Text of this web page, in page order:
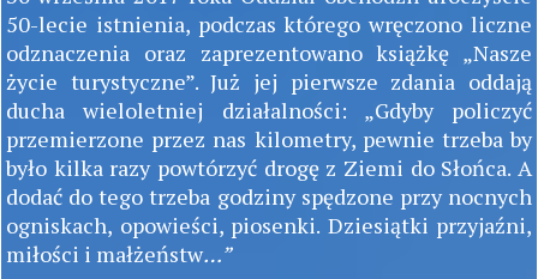
50-lecie istnienia, podczas którego wręczono liczne
odznaczenia oraz zaprezentowano książkę „Nasze
życie turystyczne”. Już jej pierwsze zdania oddają
ducha wieloletniej działalności: „Gdyby policzyć
przemierzone przez nas kilometry, pewnie trzeba by
było kilka razy powtórzyć drogę z Ziemi do Słońca. A
dodać do tego trzeba godziny spędzone przy nocnych
ogniskach, opowieści, piosenki. Dziesiątki przyjaźni,
miłości i małżeństw…”